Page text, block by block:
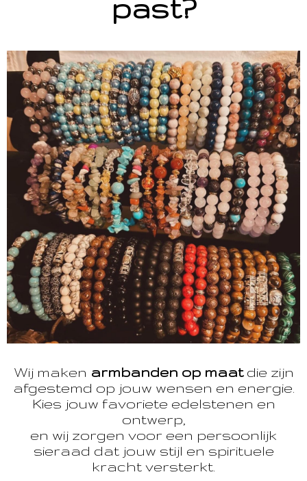
past?
Wij maken armbanden op maatdie zijn
afgestemd op jouw wensen en energie.
Kies jouw favoriete edelstenen en
ontwerp,
en wij zorgen voor een persoonlijk
sieraad dat jouw stijl en spirituele
kracht versterkt.